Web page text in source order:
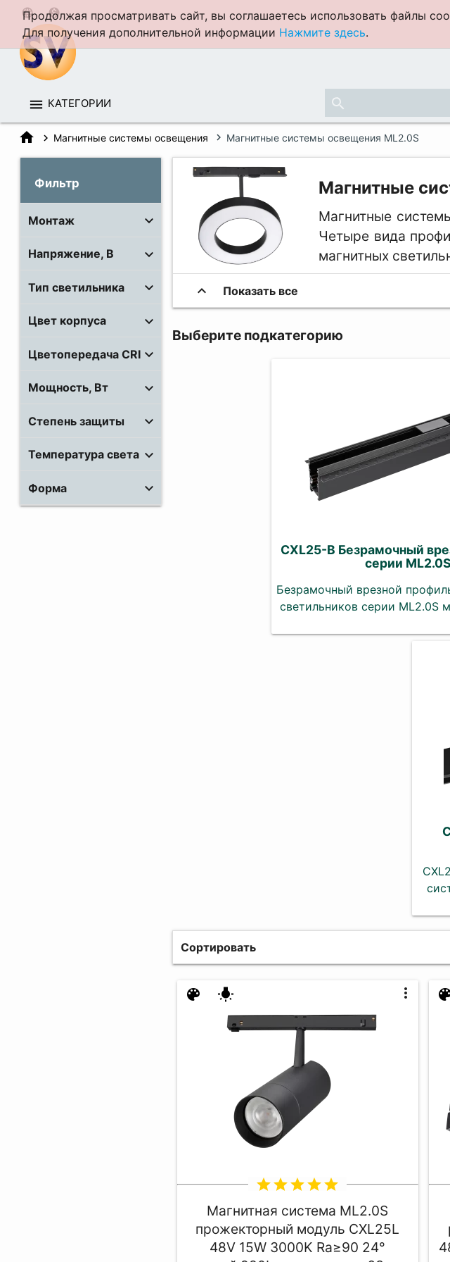
language monetization_on
КАТЕГОРИИ search
home Магнитные системы освещения Магнитные системы освещения ML2.0S
Фильтр
Монтаж
Напряжение, В
Тип светильника
Цвет корпуса
Цветопередача CRI
Мощность, Вт
Степень защиты
Температура света
Форма
Магнитные
Магнитные
Четыре вида
магнитных
expand_less Показать все
Выберите подкатегорию
CXL25-B Безрамочный
серии ML2.0S
Безрамочный врезной
светильников серии ML2.0S
Сортировать
color_lens wb_incandescent more_vert
starstarstarstarstar
Магнитная система ML2.0S
прожекторный модуль CXL25L
48V 15W 3000K Ra≥90 24°
Продолжая просматривать сайт, вы соглашаетесь использовать файлы
Для получения дополнительной информации Нажмите здесь.